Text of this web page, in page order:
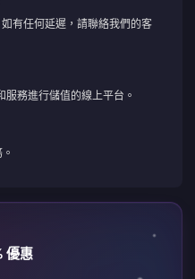
有任何延遲，請聯絡我們的客
務進行儲值的線上平台。
優惠